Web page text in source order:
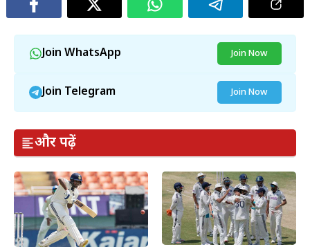
Join WhatsApp Join Now
Join Telegram Join Now
और पढ़ें